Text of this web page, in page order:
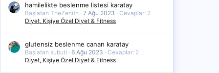
hamilelikte beslenme listesi karatay
Başlatan TheZenith 7 Ağu 2023
Cevaplar: 2
Diyet, Kişiye Özel Diyet & Fitness
glutensiz beslenme canan karatay
Başlatan subuti 6 Ağu 2023
Cevaplar: 2
Diyet, Kişiye Özel Diyet & Fitness